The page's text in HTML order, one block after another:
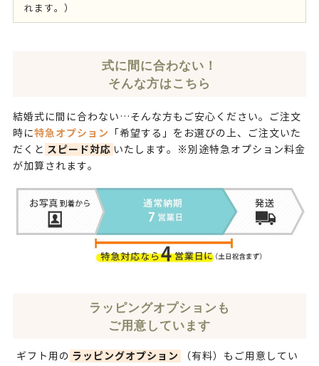
れます。）
式に間に合わない！
そんな方はこちら
結婚式に間に合わない…そんな方もご安心ください。ご注文
時に特急オプション
「希望する」をお選びの上、ご注文いた
だくと スピード対応 いたします。※別途特急オプション料金
が加算されます。
ラッピングオプションも
ご用意しています
ギフト用の ラッピングオプション
（有料）もご用意してい